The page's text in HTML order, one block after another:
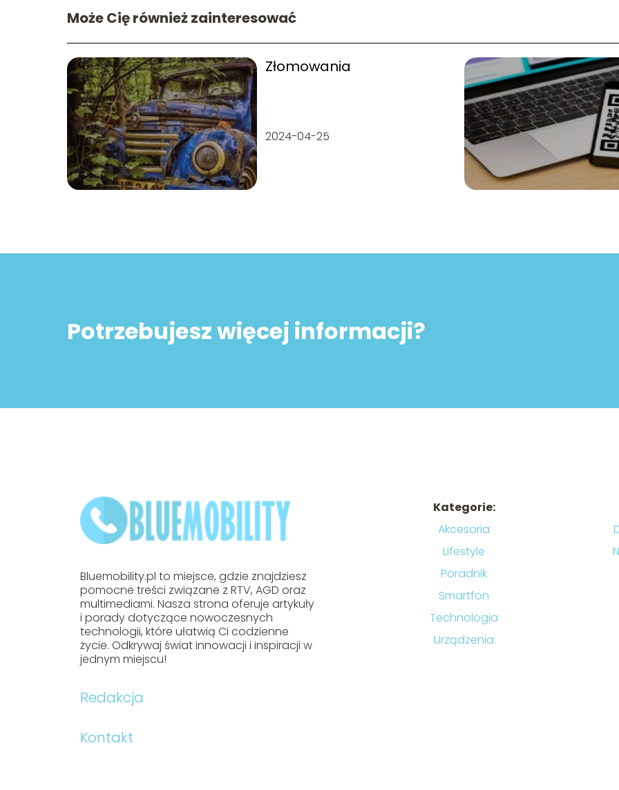
Może Cię również zainteresować
Złomowania
2024-04-25
Potrzebujesz więcej informacji?
Bluemobility.pl to miejsce, gdzie znajdziesz
pomocne treści związane z RTV, AGD oraz
multimediami. Nasza strona oferuje artykuły
i porady dotyczące nowoczesnych
technologii, które ułatwią Ci codzienne
życie. Odkrywaj świat innowacji i inspiracji w
jednym miejscu!
Redakcja
Kontakt
Kategorie:
Akcesoria
Lifestyle
Poradnik
Smartfon
Technologia
Urządzenia